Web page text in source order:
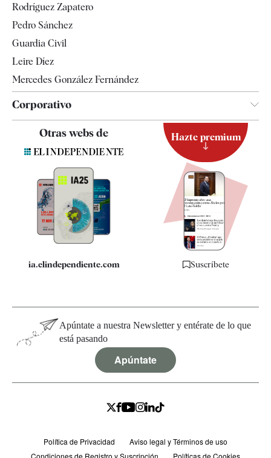
Televisión
Rodríguez Zapatero
Pedro Sánchez
Guardia Civil
Leire Díez
Mercedes González Fernández
Corporativo
Contacto
Quiénes somos
Especificaciones
Otras webs de
ia.elindependiente.com
Hazte premium
Suscríbete
Apúntate a nuestra Newsletter y entérate de lo que
está pasando
Apúntate
Política de Privacidad
Aviso legal y Términos de uso